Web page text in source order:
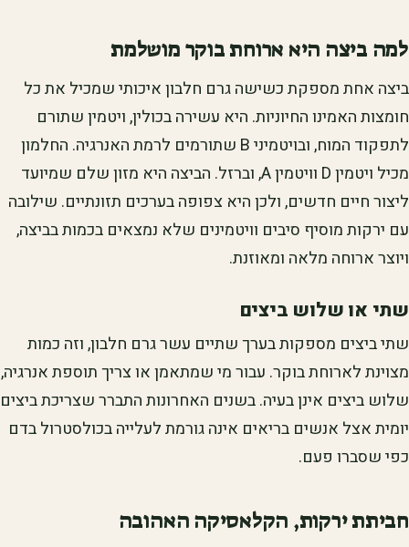
למה ביצה היא ארוחת בוקר מושלמת
ביצה אחת מספקת כשישה גרם חלבון איכותי שמכיל את כל
חומצות האמינו החיוניות. היא עשירה בכולין, ויטמין שתורם
לתפקוד המוח, ובויטמיני B שתורמים לרמת האנרגיה. החלמון
מכיל ויטמין D וויטמין A, וברזל. הביצה היא מזון שלם שמיועד
ליצור חיים חדשים, ולכן היא צפופה בערכים תזונתיים. שילובה
עם ירקות מוסיף סיבים וויטמינים שלא נמצאים בכמות בביצה,
ויוצר ארוחה מלאה ומאוזנת.
שתי או שלוש ביצים
שתי ביצים מספקות בערך שתיים עשר גרם חלבון, וזה כמות
מצוינת לארוחת בוקר. עבור מי שמתאמן או צריך תוספת אנרגיה,
שלוש ביצים אינן בעיה. בשנים האחרונות התברר שצריכת ביצים
יומית אצל אנשים בריאים אינה גורמת לעלייה בכולסטרול בדם
כפי שסברו פעם.
חביתת ירקות, הקלאסיקה האהובה